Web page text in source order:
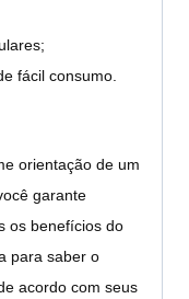
fácil consumo.
orientação de um
garante
os benefícios do
para saber o
acordo com seus